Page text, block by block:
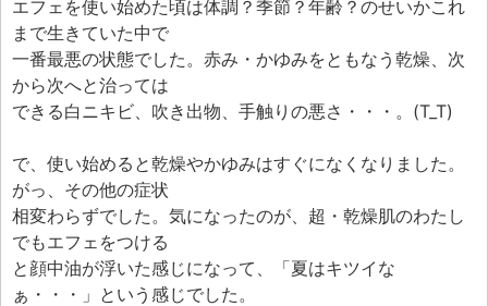
ご紹介(アフェリエイト)制度
エフェ研究所について
お問い合わせフォーム
エフェを使い始めた頃は体調？季節？年齢？のせいかこれ
まで生きていた中で
一番最悪の状態でした。赤み・かゆみをともなう乾燥、次
から次へと治っては
できる白ニキビ、吹き出物、手触りの悪さ・・・。(T_T)
で、使い始めると乾燥やかゆみはすぐになくなりました。
がっ、その他の症状
相変わらずでした。気になったのが、超・乾燥肌のわたし
でもエフェをつける
と顔中油が浮いた感じになって、「夏はキツイな
ぁ・・・」という感じでした。